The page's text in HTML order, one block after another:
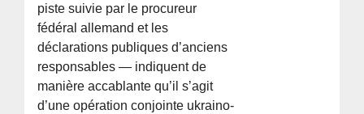
piste suivie par le procureur
fédéral allemand et les
déclarations publiques d’anciens
responsables — indiquent de
manière accablante qu’il s’agit
d’une opération conjointe ukraino-